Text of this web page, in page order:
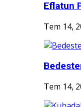
Eflatun
Tem 14,
Tem 14,